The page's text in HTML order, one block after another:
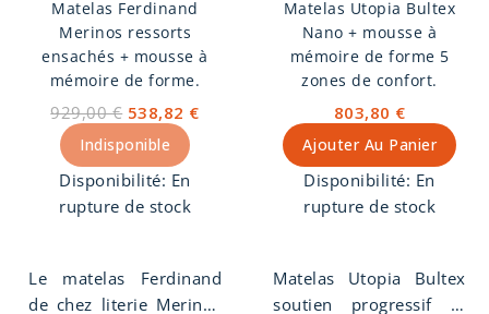
Matelas Ferdinand
Merinos ressorts
ensachés + mousse à
mémoire de forme.
929,00 € 538,82 €
Indisponible
Disponibilité: En
rupture de stock
Le matelas Ferdinand
de chez literie Merinos
Matelas Utopia Bultex
Nano + mousse à
mémoire de forme 5
zones de confort.
803,80 €
Ajouter Au Panier
Disponibilité: En
rupture de stock
Matelas Utopia Bultex
soutien progressif et